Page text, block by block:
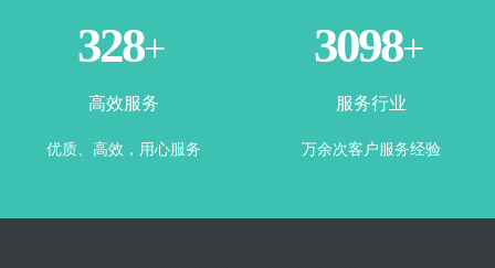
365+
高效服务
优质、高效，用心服务
3500+
服务行业
万余次客户服务经验